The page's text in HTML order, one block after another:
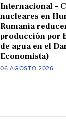
Internacional –
nucleares en
Rumania
producción por
de agua en el
Economista)
06 AGOSTO 2026